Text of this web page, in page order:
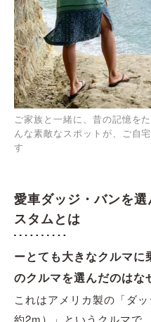
ご家族と一緒に、昔の記憶を
んな素敵なスポットが、ご自
す
愛車ダッジ・バンを
スタムとは
ーとても大きなクルマに
のクルマを選んだのはな
これはアメリカ製の「ダ
約2m）」というクルマで